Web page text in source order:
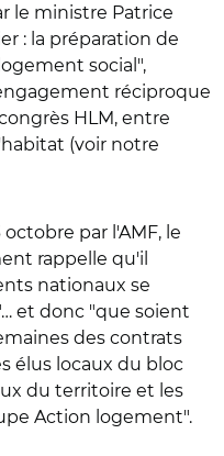
le ministre Patrice
: la préparation de
social",
réciproque
HLM, entre
(voir notre
par l'AMF, le
rappelle qu'il
nationaux se
et donc "que soient
des contrats
élus locaux du bloc
du territoire et les
Action logement".